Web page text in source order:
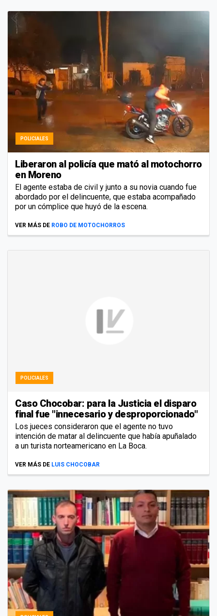
POLICIALES
Liberaron al policía que mató al motochorro
en Moreno
El agente estaba de civil y junto a su novia cuando fue
abordado por el delincuente, que estaba acompañado
por un cómplice que huyó de la escena.
VER MÁS DE ROBO DE MOTOCHORROS
POLICIALES
Caso Chocobar: para la Justicia el disparo
final fue "innecesario y desproporcionado"
Los jueces consideraron que el agente no tuvo
intención de matar al delincuente que había apuñalado
a un turista norteamericano en La Boca.
VER MÁS DE LUIS CHOCOBAR